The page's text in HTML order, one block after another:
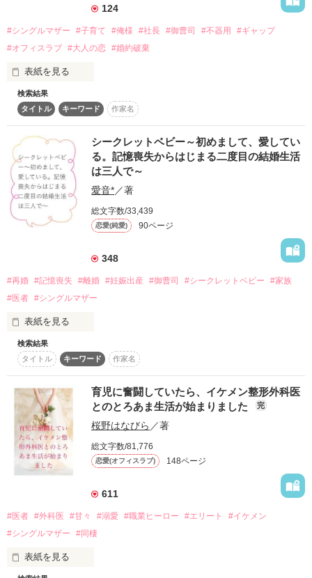
スパダリ作品、第一弾！
エブリスタにも載せています！
作品を読む
×
結月　希美 (ゆいづき　のぞみ）
6年前に大好きな父親を亡くした結果、武彦に対する愛が憎
しみに代わる。
復讐をやり遂げたはずだったが……？
2025/9/30～10/7
P45〜名前呼びに変更
作品を読む
圧倒的にBです。間違いありません。
シングルマザー　小林祥
×
再会は甘い恋のはじまり……
とはかぎりません!
    ************
    まぐまぐ！さま
ダレゾさま
南　風佳さま
作品を読む
124
#シングルマザー #子育て #俺様 #社長 #御曹司 #不器用
#ギャップ
#オフィスラブ #大人の恋 #婚約破棄
表紙を見る
岡崎咲希(26歳)は、シングルマザー。
本当は婚約者と幸せになるはずだった。
しかし、彼は別の社長令嬢と結婚を発表。
私は浮気相手だったと知らされる。
そして冷たく別れを告げられ……。
絶望する中で妊娠発覚。
自分の力で子供を産む決意をして泣く泣く退職。だが仕事がな
子持ちだと条件も難しい。
ープ」の管理者。
そこで働いている田中さんのご厚意で子連れOKで働けるよう
一から頑張ろうとしたら、そこに取締役社長の八神社長が現れ
田中さんと知り合いらしい。
しかも意外と子供の面倒見が良くて、すっかり息子も懐いてし
まう。
しかも思わないトラブルで八神社長が怪我をしていまう。
責任を感じた咲希だが……。
思いがけないところで起きるオフィスラブ。
注意。
三人称になっております！
品は消去しました。
検索結果
タイトル
キーワード 作家名
シークレットベビー～初めまして、愛してい
る。記憶喪失からはじまる二度目の結婚生活
は三人で～
愛音*／著
総文字数/33,439
恋愛(純愛) 90ページ
348
#再婚 #記憶喪失 #離婚 #妊娠出産 #御曹司 #シークレットベビー
#家族
#医者 #シングルマザー
表紙を見る
『愛してる』と抱き締めて来た彼は私の元夫らしい？？
部分的な記憶喪失に陥ったシングルマザー
神崎弥紗(ｶﾝｻﾞｷﾐｻ）三十一歳
『清友会総合病院』受付業務
×
大手不動産会社『インダストリー』東京支社支社長
検索結果
タイトル
キーワード 作家名
育児に奮闘していたら、イケメン整形外科医
とのとろあま生活が始まりました
完
桜野はなびら ／著
総文字数/81,776
恋愛(オフィスラブ) 148ページ
611
#医者 #外科医 #甘々 #溺愛 #職業ヒーロー #エリート
#イケメン
#シングルマザー
#同棲
表紙を見る